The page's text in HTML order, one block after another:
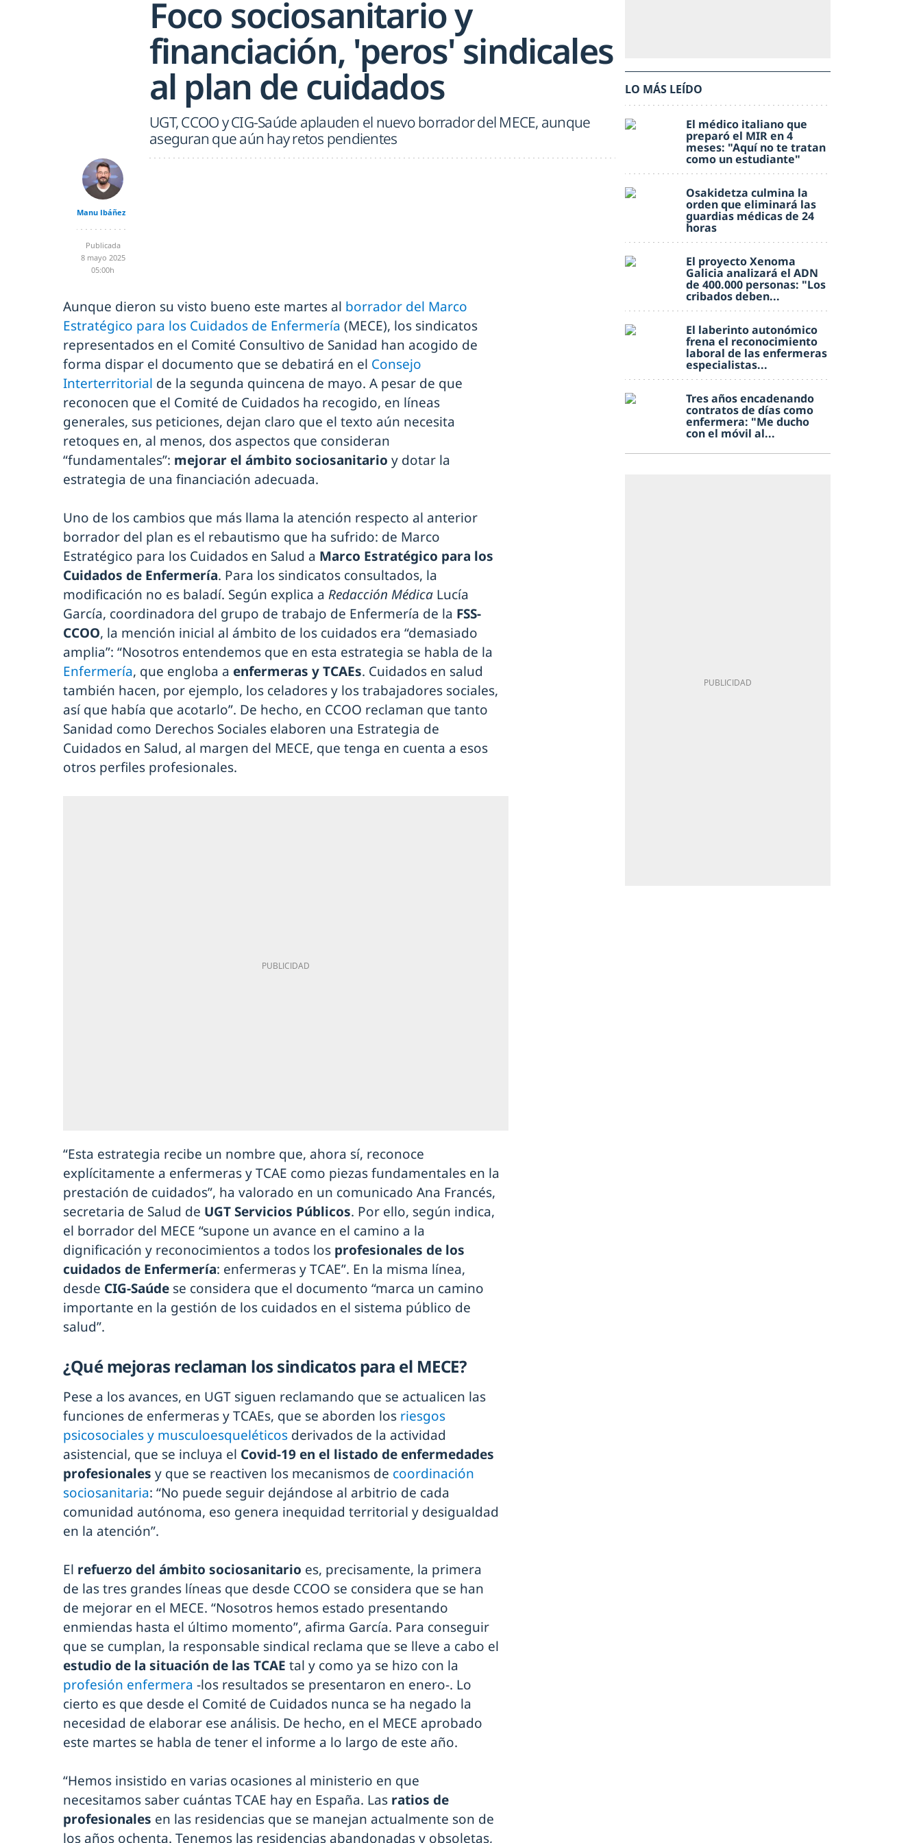
Foco sociosanitario y
financiación, 'peros' sindicales
al plan de cuidados
UGT, CCOO y CIG-Saúde aplauden el nuevo borrador del MECE, aunque
aseguran que aún hay retos pendientes
Manu Ibáñez
Publicada
8 mayo 2025
05:00h
Aunque dieron su visto bueno este martes al borrador del Marco
Estratégico para los Cuidados de Enfermería (MECE), los sindicatos
representados en el Comité Consultivo de Sanidad han acogido de
forma dispar el documento que se debatirá en el Consejo
Interterritorial de la segunda quincena de mayo. A pesar de que
reconocen que el Comité de Cuidados ha recogido, en líneas
generales, sus peticiones, dejan claro que el texto aún necesita
retoques en, al menos, dos aspectos que consideran
“fundamentales”: mejorar el ámbito sociosanitario y dotar la
estrategia de una financiación adecuada.
Uno de los cambios que más llama la atención respecto al anterior
borrador del plan es el rebautismo que ha sufrido: de Marco
Estratégico para los Cuidados en Salud a Marco Estratégico para los
Cuidados de Enfermería. Para los sindicatos consultados, la
modificación no es baladí. Según explica a Redacción Médica Lucía
García, coordinadora del grupo de trabajo de Enfermería de la FSS-
CCOO, la mención inicial al ámbito de los cuidados era “demasiado
amplia”: “Nosotros entendemos que en esta estrategia se habla de la
Enfermería, que engloba a enfermeras y TCAEs. Cuidados en salud
también hacen, por ejemplo, los celadores y los trabajadores sociales,
así que había que acotarlo”. De hecho, en CCOO reclaman que tanto
Sanidad como Derechos Sociales elaboren una Estrategia de
Cuidados en Salud, al margen del MECE, que tenga en cuenta a esos
otros perfiles profesionales.
“Esta estrategia recibe un nombre que, ahora sí, reconoce
explícitamente a enfermeras y TCAE como piezas fundamentales en la
prestación de cuidados”, ha valorado en un comunicado Ana Francés,
secretaria de Salud de UGT Servicios Públicos. Por ello, según indica,
el borrador del MECE “supone un avance en el camino a la
dignificación y reconocimientos a todos los profesionales de los
cuidados de Enfermería: enfermeras y TCAE”. En la misma línea,
desde CIG-Saúde se considera que el documento “marca un camino
importante en la gestión de los cuidados en el sistema público de
salud”.
¿Qué mejoras reclaman los sindicatos para el MECE?
Pese a los avances, en UGT siguen reclamando que se actualicen las
funciones de enfermeras y TCAEs, que se aborden los riesgos
psicosociales y musculoesqueléticos derivados de la actividad
asistencial, que se incluya el Covid-19 en el listado de enfermedades
profesionales y que se reactiven los mecanismos de coordinación
sociosanitaria: “No puede seguir dejándose al arbitrio de cada
comunidad autónoma, eso genera inequidad territorial y desigualdad
en la atención”.
El refuerzo del ámbito sociosanitario es, precisamente, la primera
de las tres grandes líneas que desde CCOO se considera que se han
de mejorar en el MECE. “Nosotros hemos estado presentando
enmiendas hasta el último momento”, afirma García. Para conseguir
que se cumplan, la responsable sindical reclama que se lleve a cabo el
estudio de la situación de las TCAE tal y como ya se hizo con la
profesión enfermera -los resultados se presentaron en enero-. Lo
cierto es que desde el Comité de Cuidados nunca se ha negado la
necesidad de elaborar ese análisis. De hecho, en el MECE aprobado
este martes se habla de tener el informe a lo largo de este año.
“Hemos insistido en varias ocasiones al ministerio en que
necesitamos saber cuántas TCAE hay en España. Las ratios de
profesionales en las residencias que se manejan actualmente son de
los años ochenta. Tenemos las residencias abandonadas y obsoletas,
LO MÁS LEÍDO
El médico italiano que
preparó el MIR en 4
meses: "Aquí no te tratan
como un estudiante"
Osakidetza culmina la
orden que eliminará las
guardias médicas de 24
horas
El proyecto Xenoma
Galicia analizará el ADN
de 400.000 personas: "Los
cribados deben...
El laberinto autonómico
frena el reconocimiento
laboral de las enfermeras
especialistas...
Tres años encadenando
contratos de días como
enfermera: "Me ducho
con el móvil al...